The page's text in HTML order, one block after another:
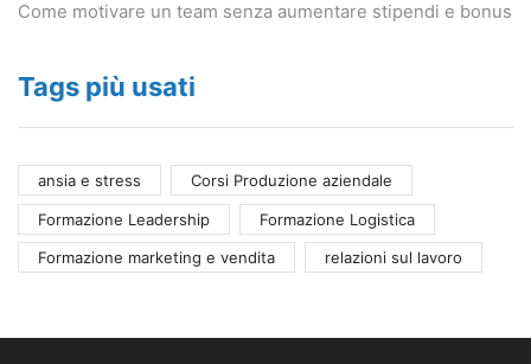
Come motivare un team senza aumentare stipendi e bonus
Tags più usati
ansia e stress Corsi Produzione aziendale
Formazione Leadership Formazione Logistica
Formazione marketing e vendita relazioni sul lavoro